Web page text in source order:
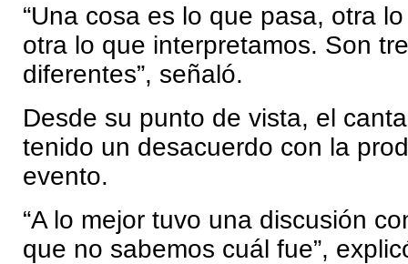
“Una cosa es lo que pasa, otra
otra lo que interpretamos. Son
diferentes”, señaló.
Desde su punto de vista, el
tenido un desacuerdo con la
evento.
“A lo mejor tuvo una discusión
que no sabemos cuál fue”,